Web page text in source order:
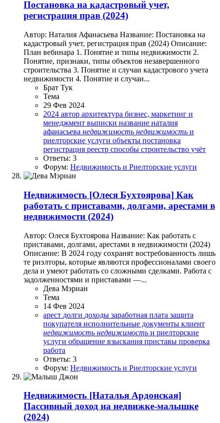
Постановка на кадастровый учет,
регистрация прав (2024)
Автор: Наталия Афанасьева Название: Постановка на
кадастровый учет, регистрация прав (2024) Описание:
План вебинара 1. Понятие и типы недвижимости 2.
Понятие, признаки, типы объектов незавершенного
строительства 3. Понятие и случаи кадастрового учета
недвижимости 4. Понятие и случаи...
Брат Тук
Тема
29 Фев 2024
2024 автор архитектура бизнес, маркетинг и
менеджмент выписки название наталия
афанасьева недвижимость недвижимость и
риелторские услуги объекты постановка
регистрация реестр способы строительство учёт
Ответы: 3
Форум: Недвижимость и Риелторские услуги
Недвижимость [Олеся Бухтоярова] Как
работать с приставами, долгами, арестами в
недвижимости (2024)
Автор: Олеся Бухтоярова Название: Как работать с
приставами, долгами, арестами в недвижимости (2024)
Описание: В 2024 году сохранят востребованность лишь
те риэлторы, которые являются профессионалами своего
дела и умеют работать со сложными сделками. Работа с
задолженностями и приставами —...
Дева Мэриан
Тема
14 Фев 2024
арест долги доходы заработная плата защита
покупателя исполнительные документы клиент
недвижимость недвижимость и риелторские
услуги обращение взыскания приставы проверка
работа
Ответы: 3
Форум: Недвижимость и Риелторские услуги
Недвижимость [Наталья Ардонская]
Пассивный доход на недвижке-малышке
(2024)